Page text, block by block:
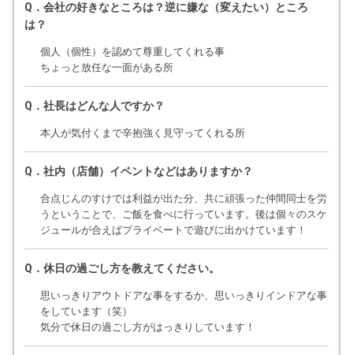
Q．会社の好きなところは？逆に嫌な（変えたい）ところ
は？
個人（個性）を認めて尊重してくれる事
ちょっと放任な一面がある所
Q．社長はどんな人ですか？
本人が気付くまで辛抱強く見守ってくれる所
Q．社内（店舗）イベントなどはありますか？
合点じんのすけでは利益が出た分、共に頑張った仲間同士を労
うということで、ご飯を食べに行っています。後は個々のスケ
ジュールが合えばプライベートで遊びに出かけています！
Q．休日の過ごし方を教えてください。
思いっきりアウトドアな事をするか、思いっきりインドアな事
をしています（笑）
気分で休日の過ごし方がはっきりしています！